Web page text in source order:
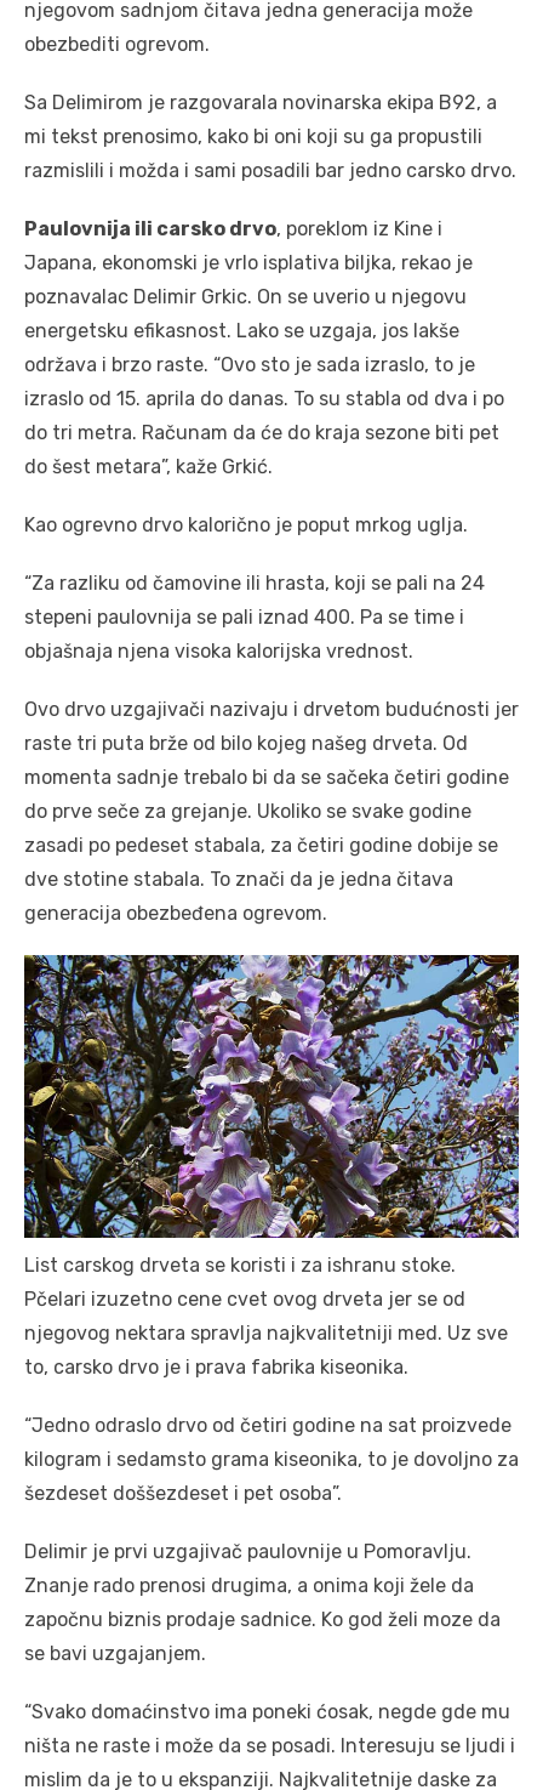
njegovom sadnjom čitava jedna generacija može
obezbediti ogrevom.
Sa Delimirom je razgovarala novinarska ekipa B92, a
mi tekst prenosimo, kako bi oni koji su ga propustili
razmislili i možda i sami posadili bar jedno carsko drvo.
Paulovnija ili carsko drvo, poreklom iz Kine i
Japana, ekonomski je vrlo isplativa biljka, rekao je
poznavalac Delimir Grkic. On se uverio u njegovu
energetsku efikasnost. Lako se uzgaja, jos lakše
održava i brzo raste. “Ovo sto je sada izraslo, to je
izraslo od 15. aprila do danas. To su stabla od dva i po
do tri metra. Računam da će do kraja sezone biti pet
do šest metara”, kaže Grkić.
Kao ogrevno drvo kalorično je poput mrkog uglja.
“Za razliku od čamovine ili hrasta, koji se pali na 24
stepeni paulovnija se pali iznad 400. Pa se time i
objašnaja njena visoka kalorijska vrednost.
Ovo drvo uzgajivači nazivaju i drvetom budućnosti jer
raste tri puta brže od bilo kojeg našeg drveta. Od
momenta sadnje trebalo bi da se sačeka četiri godine
do prve seče za grejanje. Ukoliko se svake godine
zasadi po pedeset stabala, za četiri godine dobije se
dve stotine stabala. To znači da je jedna čitava
generacija obezbeđena ogrevom.
List carskog drveta se koristi i za ishranu stoke.
Pčelari izuzetno cene cvet ovog drveta jer se od
njegovog nektara spravlja najkvalitetniji med. Uz sve
to, carsko drvo je i prava fabrika kiseonika.
“Jedno odraslo drvo od četiri godine na sat proizvede
kilogram i sedamsto grama kiseonika, to je dovoljno za
šezdeset doššezdeset i pet osoba”.
Delimir je prvi uzgajivač paulovnije u Pomoravlju.
Znanje rado prenosi drugima, a onima koji žele da
započnu biznis prodaje sadnice. Ko god želi moze da
se bavi uzgajanjem.
“Svako domaćinstvo ima poneki ćosak, negde gde mu
ništa ne raste i može da se posadi. Interesuju se ljudi i
mislim da je to u ekspanziji. Najkvalitetnije daske za